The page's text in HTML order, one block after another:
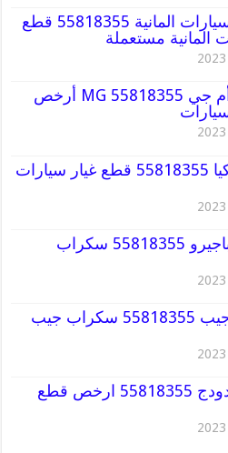
قطع غيار سيارات المانية 55818355 قطع
المانية مستعملة
قطع غيار أم جي MG 55818355 أرخص
قطع غيار كيا 55818355 قطع غيار سيارات
قطع غيار باجيرو 55818355 سكراب
قطع غيار جيب 55818355 سكراب جيب
قطع غيار دودج 55818355 ارخص قطع